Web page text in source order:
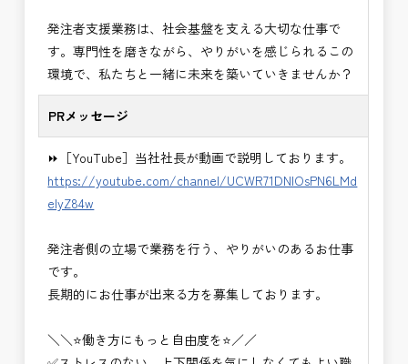
・＜急募＞資料作成業務
・NEXCO（ネクスコ）施工管理
・NEXCO（ネクスコ）点検業務
・電気工事監督支援業務
・積算技術業務
・設計コンサルティング業務（数量算出、図面の
修正など）
・河川巡視支援業務
・道路許認可審査・適正化指導業務
・調査設計資料作成業務
・施工体制調査員
※応募書類等の送付方法につきましては、基本的に
Ｅメールで送付
発注者支援業務は、社会基盤を支える大切な仕事で
す。専門性を磨きながら、やりがいを感じられるこの
環境で、私たちと一緒に未来を築いていきませんか？
PRメッセージ
⏩［YouTube］当社社長が動画で説明しております。
https://youtube.com/channel/UCWR71DNlOsPN6LMd
eIyZ84w
発注者側の立場で業務を行う、やりがいのあるお仕事
です。
長期的にお仕事が出来る方を募集しております。
＼＼⭐働き方にもっと自由度を⭐／／